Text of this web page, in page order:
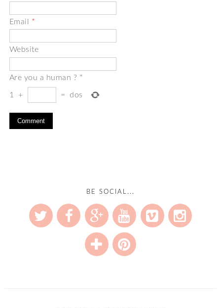
Email *
Website
Are you a human ? *
1 + = dos
BE SOCIAL...